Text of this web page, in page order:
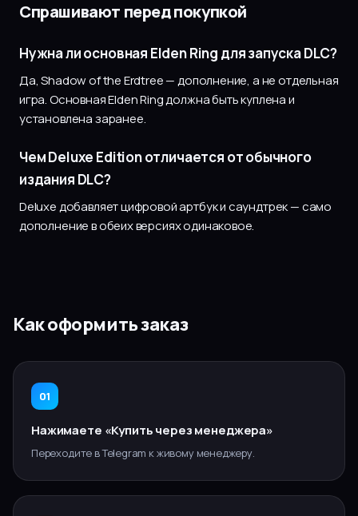
Спрашивают перед покупкой
Нужна ли основная Elden Ring для запуска DLC?
Да, Shadow of the Erdtree — дополнение, а не отдельная
игра. Основная Elden Ring должна быть куплена и
установлена заранее.
Чем Deluxe Edition отличается от обычного
издания DLC?
Deluxe добавляет цифровой артбук и саундтрек — само
дополнение в обеих версиях одинаковое.
Как оформить заказ
01
Нажимаете «Купить через менеджера»
Переходите в Telegram к живому менеджеру.